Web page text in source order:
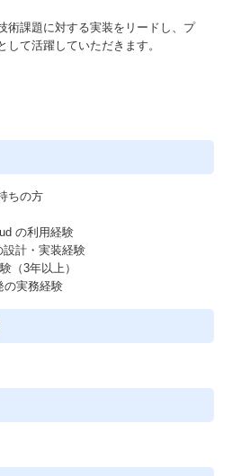
術課題に対する実装をリードし、プ
して活躍していただきます。
ちの方
の利用経験
計・実装経験
（3年以上）
の実務経験